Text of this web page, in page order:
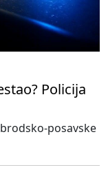
Policija
posavske